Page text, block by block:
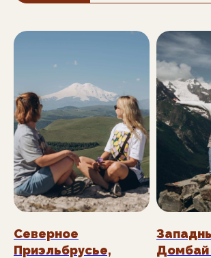
Северное
Приэльбрусье,
Домбай